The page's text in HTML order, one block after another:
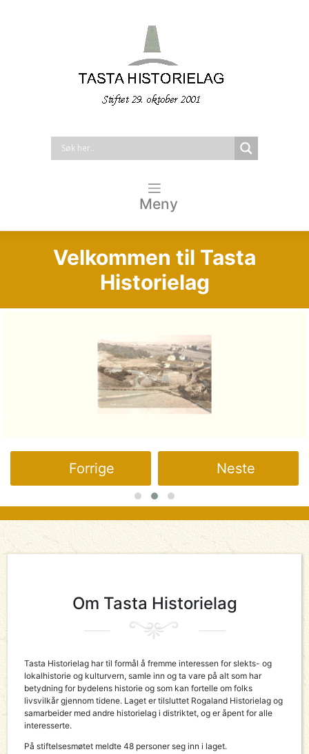
Meny
Velkommen til Tasta
Historielag
Forrige Neste
Om Tasta Historielag
Tasta Historielag har til formål å fremme interessen for slekts- og
lokalhistorie og kulturvern, samle inn og ta vare på alt som har
betydning for bydelens historie og som kan fortelle om folks
livsvilkår gjennom tidene. Laget er tilsluttet Rogaland Historielag og
samarbeider med andre historielag i distriktet, og er åpent for alle
interesserte.
På stiftelsesmøtet meldte 48 personer seg inn i laget.